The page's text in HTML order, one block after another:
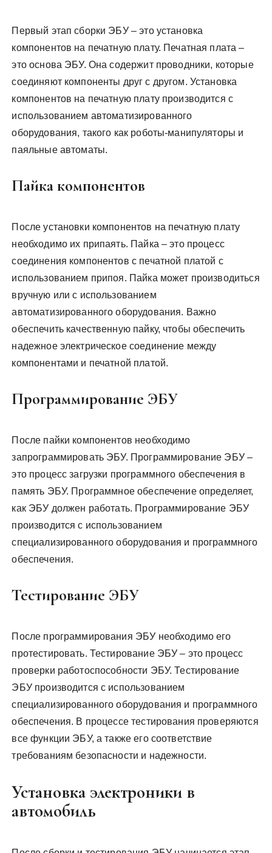
Первый этап сборки ЭБУ – это установка
компонентов на печатную плату. Печатная плата –
это основа ЭБУ. Она содержит проводники, которые
соединяют компоненты друг с другом. Установка
компонентов на печатную плату производится с
использованием автоматизированного
оборудования, такого как роботы-манипуляторы и
паяльные автоматы.
Пайка компонентов
После установки компонентов на печатную плату
необходимо их припаять. Пайка – это процесс
соединения компонентов с печатной платой с
использованием припоя. Пайка может производиться
вручную или с использованием
автоматизированного оборудования. Важно
обеспечить качественную пайку, чтобы обеспечить
надежное электрическое соединение между
компонентами и печатной платой.
Программирование ЭБУ
После пайки компонентов необходимо
запрограммировать ЭБУ. Программирование ЭБУ –
это процесс загрузки программного обеспечения в
память ЭБУ. Программное обеспечение определяет,
как ЭБУ должен работать. Программирование ЭБУ
производится с использованием
специализированного оборудования и программного
обеспечения.
Тестирование ЭБУ
После программирования ЭБУ необходимо его
протестировать. Тестирование ЭБУ – это процесс
проверки работоспособности ЭБУ. Тестирование
ЭБУ производится с использованием
специализированного оборудования и программного
обеспечения. В процессе тестирования проверяются
все функции ЭБУ, а также его соответствие
требованиям безопасности и надежности.
Установка электроники в
автомобиль